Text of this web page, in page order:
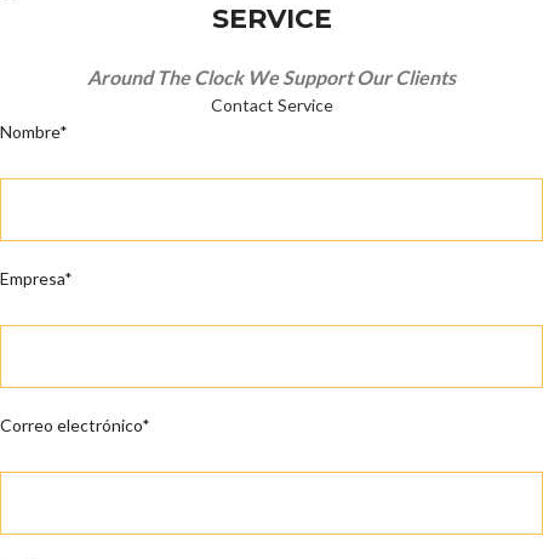
SERVICE
Around The Clock We Support Our Clients
Contact Service
Nombre*
Empresa*
Correo electrónico*